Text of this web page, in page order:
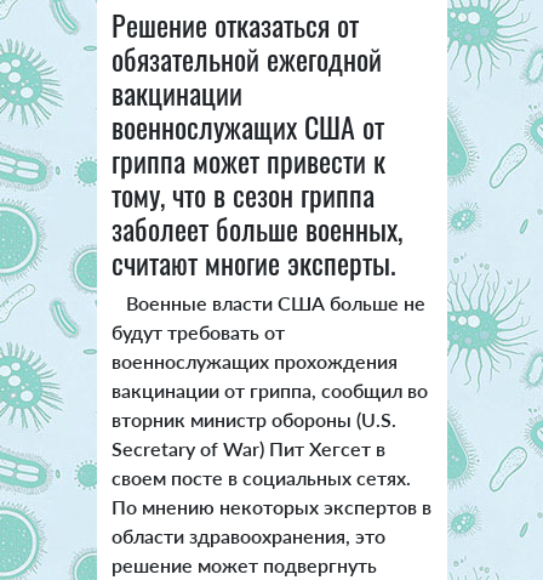
Решение отказаться от
обязательной ежегодной
вакцинации
военнослужащих США от
гриппа может привести к
тому, что в сезон гриппа
заболеет больше военных,
считают многие эксперты.
Военные власти США больше не
будут требовать от
военнослужащих прохождения
вакцинации от гриппа, сообщил во
вторник министр обороны (U.S.
Secretary of War) Пит Хегсет в
своем посте в социальных сетях.
По мнению некоторых экспертов в
области здравоохранения, это
решение может подвергнуть